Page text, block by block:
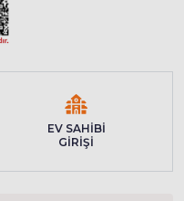
EV SAHİBİ
GİRİŞİ